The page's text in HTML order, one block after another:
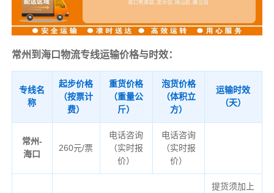
常州到海口物流专线运输价格与时效：
专线名
称
起步价格
（按票计
费）
重货价格
（重量公
斤）
泡货价格
（体积立
方）
运输时效
（天）
常州-
海口
260元/票
电话咨询
（实时报
价）
电话咨询
（实时报
价）
提货须加上